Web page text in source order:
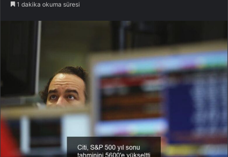
1 dakika okuma süresi